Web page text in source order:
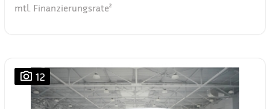
mtl. Finanzierungsrate²
12